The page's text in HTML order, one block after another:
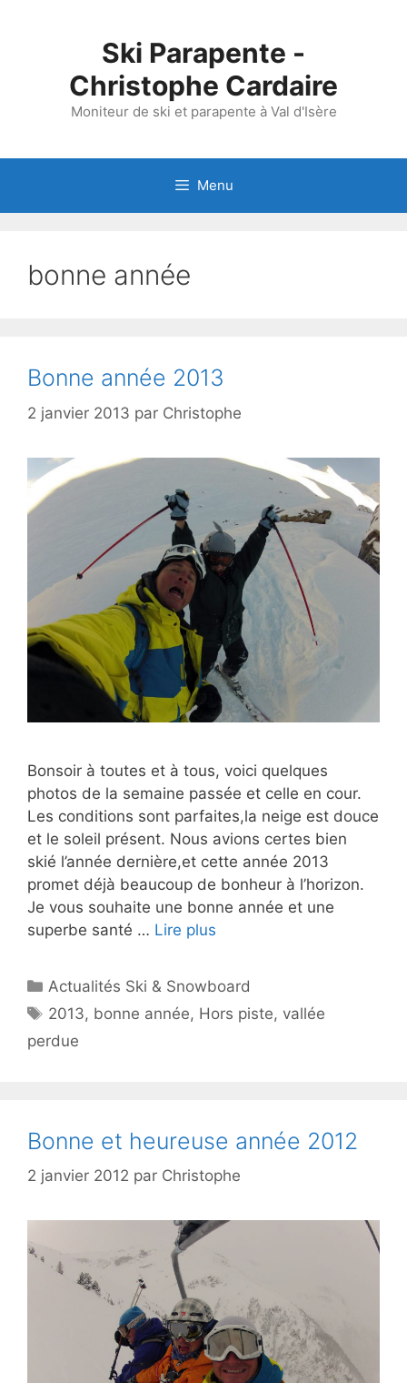
Ski Parapente -
Christophe Cardaire
Moniteur de ski et parapente à Val d'Isère
Menu
bonne année
Bonne année 2013
2 janvier 2013 par Christophe
Bonsoir à toutes et à tous, voici quelques
photos de la semaine passée et celle en cour.
Les conditions sont parfaites,la neige est douce
et le soleil présent. Nous avions certes bien
skié l’année dernière,et cette année 2013
promet déjà beaucoup de bonheur à l’horizon.
Je vous souhaite une bonne année et une
superbe santé … Lire plus
Catégories
Actualités Ski & Snowboard
Étiquettes
2013, bonne année, Hors piste, vallée
perdue
Bonne et heureuse année 2012
2 janvier 2012 par Christophe